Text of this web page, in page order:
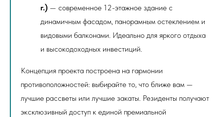
г.) — современное 12-этажное здание с
динамичным фасадом, панорамным остеклением и
видовыми балконами. Идеально для яркого отдыха
и высокодоходных инвестиций.
Концепция проекта построена на гармонии
противоположностей: выбирайте то, что ближе вам —
лучшие рассветы или лучшие закаты. Резиденты получают
эксклюзивный доступ к единой премиальной